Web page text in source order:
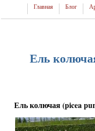
Главная Блог
Ель
Ель колючая (picea